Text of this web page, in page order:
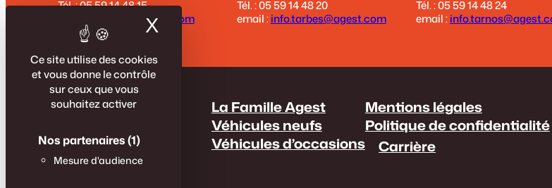
Ce site utilise des cookies
et vous donne le contrôle
sur ceux que vous
souhaitez activer
Nos partenaires(1)
Mesure d'audience
X Masquer le bandeau des cookies
Tél. : 05 59 14 48 15
contact@agest.com
Tél. : 05 59 14 48 20
email :info.tarbes@agest.com
Tél. : 05 59 14 48 24
email :
La Famille Agest
Véhicules neufs
Véhicules d’occasions
Mentions légales
Politique de confidentialité
Carrière